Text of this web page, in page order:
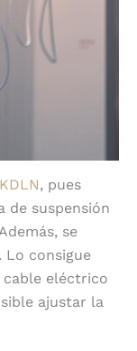
KDLN, pues
de suspensión
se
Lo consigue
eléctrico
ajustar la